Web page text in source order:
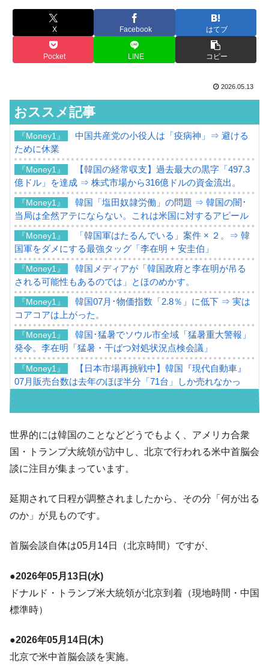
X Facebook はてブ
Pocket LINE コピー
2026.05.13
おススメ記事
『Money1』
中国共産党の小役人は「疫病神」⇒ 避ける
ために休業
『Money1』
【韓国の経常収支】過去最大の黒字「497.3
億ドル」を達成 ⇒ 株式市場から316億ドルの資金流出。
『Money1』
韓国「塩田奴隷労働」の問題 ⇒ 韓国の闇･
当局は全然アテにならない。これは米国に対するアピール
『Money1』
「韓国軍はたるんでいる」案件 × ２。⇒ 韓
国軍をダメにする最強タッグ「李在明 + 安圭伯」
『Money1』
韓国メディアが「韓国政府と李在明が吊る
される可能性もあるのでは」とほのめかす。
『Money1』
韓国07月･物価指数「2.8％」に低下 ⇒ 実は
コアコアは上がった。
『Money1』
韓国･猛暑でソウル市全域「猛暑重大警報」
発令。李在明「猛暑・干ばつ対処状況点検会議」
『Money1』
【日本市場再挑戦中】韓国『現代自動車』
07月販売台数は去年のほぼ半分「71台」しか売れなかっ
『Money1』
韓国「信用赦免を何回やっても、何回やっ
ても」⇒ 257万人赦免したのに60万人がまた延滞者に転
落！
兵器「K10」が改良に乗り出す。
『Money1』
韓国「2026年07月の輸出入」絶好調。半導
体だけで410億ドル、輸出全体の41％もある
や、若者に起業させよう」⇒ どんな雇用対策だソレ。
ル。外平債の発行「19.4億ドル」
『Money1』
韓国「ここは北朝鮮なのか。選管がサーバ
ーにウソのデータを入力したのは明白だ」
言。
『Money1』
韓国は「中国と同じく」投資に不適格な国
世界的には韓国のことなどどうでもよく、アメリカ合衆
国・トランプ大統領が訪中し、北京で行われる米中首脳会
談に注目が集まっています。
延期されて日程が調整されましたから、その分「何が出る
のか」が見ものです。
首脳会談自体は05月14日（北京時間）ですが、
●2026年05月13日(水)
ドナルド・トランプ米大統領が北京到着（現地時間・中国
標準時）
●2026年05月14日(木)
北京で米中首脳会談を実施。